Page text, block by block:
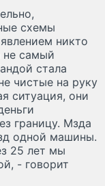
схемы
никто
не самый
стала
чистые на руку
ситуация, они
границу. Мзда
одной машины.
25 лет мы
- говорит